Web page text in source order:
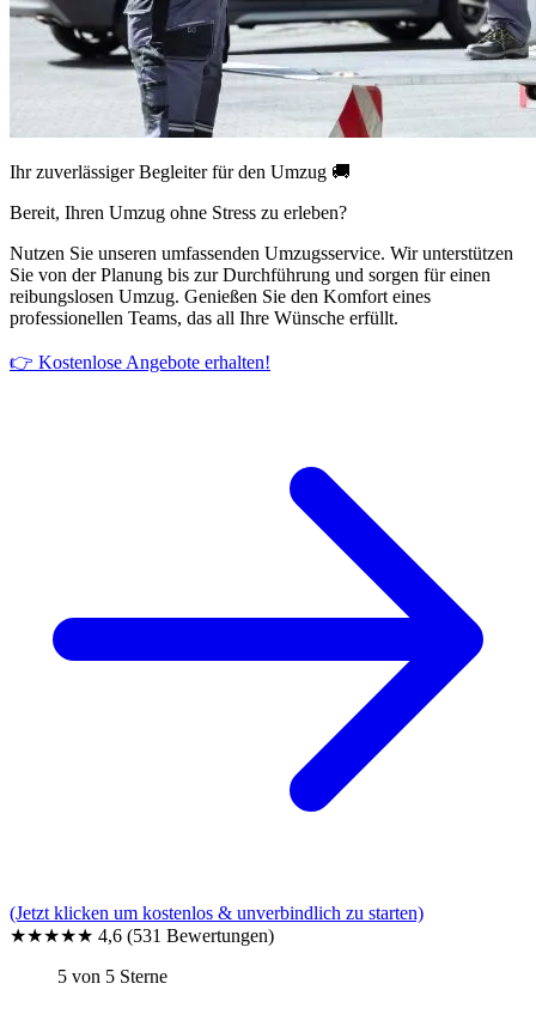
Ihr zuverlässiger Begleiter für den Umzug 🚚
Bereit, Ihren Umzug ohne Stress zu erleben?
Nutzen Sie unseren umfassenden Umzugsservice. Wir unterstützen
Sie von der Planung bis zur Durchführung und sorgen für einen
reibungslosen Umzug. Genießen Sie den Komfort eines
professionellen Teams, das all Ihre Wünsche erfüllt.
👉 Kostenlose Angebote erhalten!
(Jetzt klicken um kostenlos & unverbindlich zu starten)
★★★★★ 4,6 (531 Bewertungen)
5 von 5 Sterne